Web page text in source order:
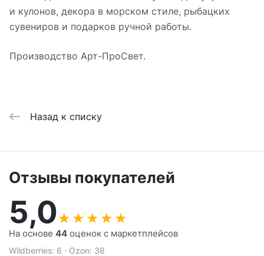
и кулонов, декора в морском стиле, рыбацких
сувениров и подарков ручной работы.
Производство Арт-ПроСвет.
Назад к списку
Отзывы покупателей
5,0★ ★ ★ ★ ★
На основе 44 оценок с маркетплейсов
Wildberries: 6 · Ozon: 38